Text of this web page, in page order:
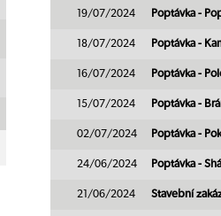
19/07/2024 Poptávka -
18/07/2024 Poptávka -
16/07/2024 Poptávka -
15/07/2024 Poptávka -
02/07/2024 Poptávka -
24/06/2024 Poptávka -
21/06/2024 Stavební